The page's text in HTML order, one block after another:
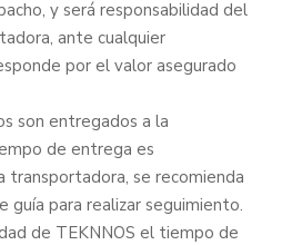
y será responsabilidad del
ante cualquier
por el valor asegurado
son entregados a la
de entrega es
transportadora, se recomienda
guía para realizar seguimiento.
de TEKNNOS el tiempo de